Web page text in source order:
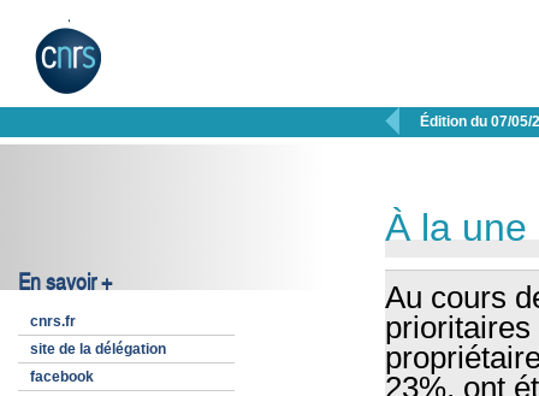
 Édition du 07/05/
En savoir +
cnrs.fr
site de la délégation
facebook
À la une
Au cours
prioritaires
23%, ont